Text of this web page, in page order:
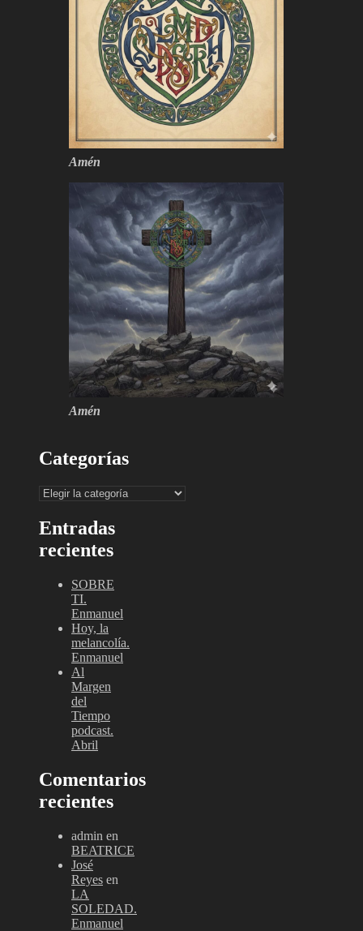
Amén
Amén
Categorías
Categorías
Entradas
recientes
SOBRE
TI.
Enmanuel
Hoy, la
melancolía.
Enmanuel
Al
Margen
del
Tiempo
podcast.
Abril
Comentarios
recientes
admin en
BEATRICE
José
Reyes en
LA
SOLEDAD.
Enmanuel